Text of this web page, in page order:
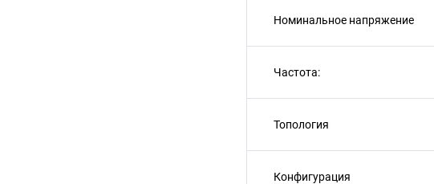
Номинальное напряжение
Частота:
Топология
Конфигурация